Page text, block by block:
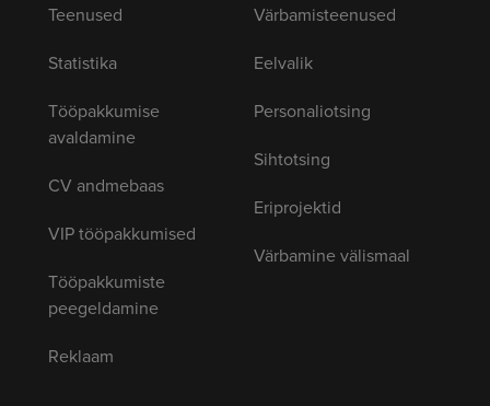
Teenused
Statistika
Tööpakkumise
avaldamine
CV andmebaas
VIP tööpakkumised
Tööpakkumiste
peegeldamine
Reklaam
Värbamisteenused
Eelvalik
Personaliotsing
Sihtotsing
Eriprojektid
Värbamine välismaal